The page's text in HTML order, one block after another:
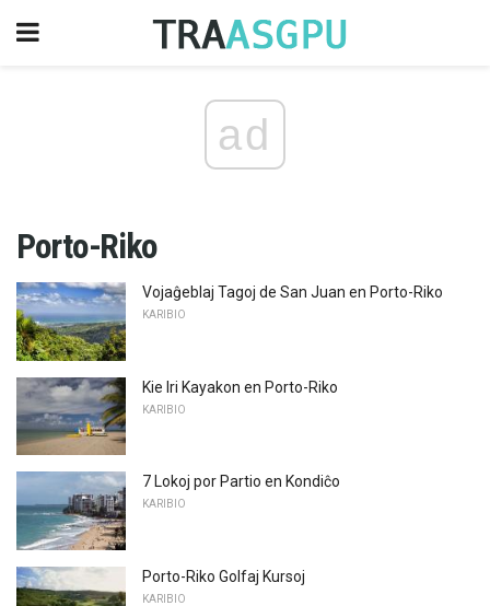
ad
Porto-Riko
Vojaĝeblaj Tagoj de San Juan en Porto-Riko
KARIBIO
Kie Iri Kayakon en Porto-Riko
KARIBIO
7 Lokoj por Partio en Kondiĉo
KARIBIO
Porto-Riko Golfaj Kursoj
KARIBIO